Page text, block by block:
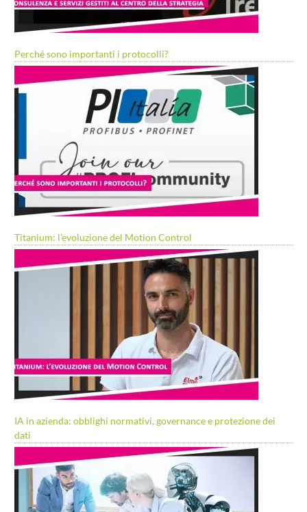
Perché sono importanti i protocolli?
Titanium: l’evoluzione del Motion Control
IA in azienda: obblighi normativi, governance e protezione dei
dati